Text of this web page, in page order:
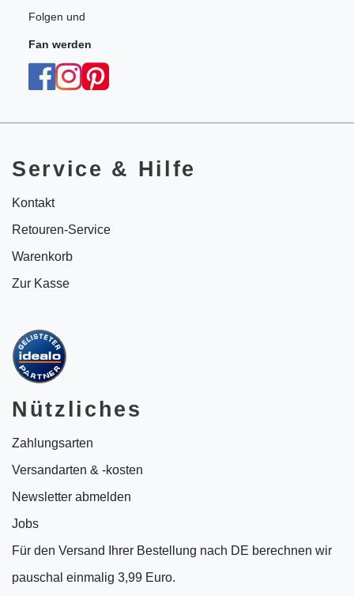
Folgen und
Fan werden
Service & Hilfe
Kontakt
Retouren-Service
Warenkorb
Zur Kasse
Nützliches
Zahlungsarten
Versandarten & -kosten
Newsletter abmelden
Jobs
Für den Versand Ihrer Bestellung nach DE berechnen wir
pauschal einmalig 3,99 Euro.